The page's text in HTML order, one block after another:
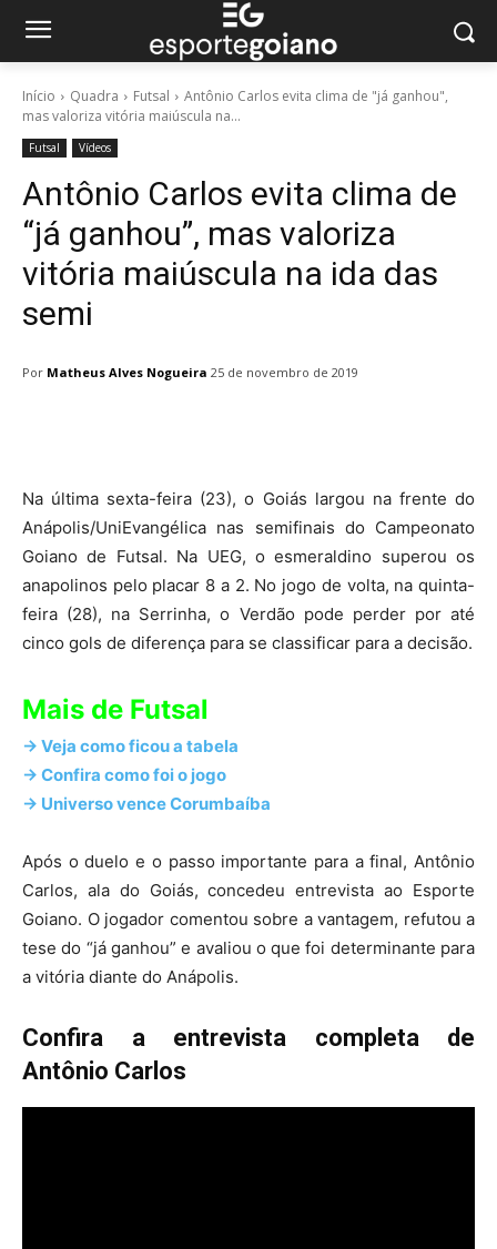
Início Quadra Futsal
Antônio Carlos evita clima de "já ganhou",
mas valoriza vitória maiúscula na...
Futsal Vídeos
Antônio Carlos evita clima de
“já ganhou”, mas valoriza
vitória maiúscula na ida das
semi
Por Matheus Alves Nogueira 25 de novembro de 2019
Na última sexta-feira (23), o Goiás largou na frente do
Anápolis/UniEvangélica nas semifinais do Campeonato
Goiano de Futsal. Na UEG, o esmeraldino superou os
anapolinos pelo placar 8 a 2. No jogo de volta, na quinta-
feira (28), na Serrinha, o Verdão pode perder por até
cinco gols de diferença para se classificar para a decisão.
Mais de Futsal
-> Veja como ficou a tabela
-> Confira como foi o jogo
-> Universo vence Corumbaíba
Após o duelo e o passo importante para a final, Antônio
Carlos, ala do Goiás, concedeu entrevista ao Esporte
Goiano. O jogador comentou sobre a vantagem, refutou a
tese do “já ganhou” e avaliou o que foi determinante para
a vitória diante do Anápolis.
Confira a entrevista completa de
Antônio Carlos